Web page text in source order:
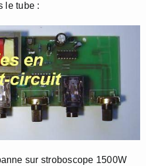
le tube :
sur stroboscope 1500W